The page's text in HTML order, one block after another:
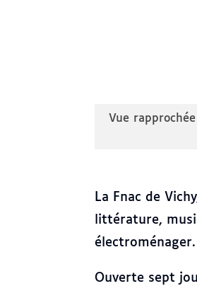
Vue
La Fnac de
littérature,
électroménager.
Ouverte sept